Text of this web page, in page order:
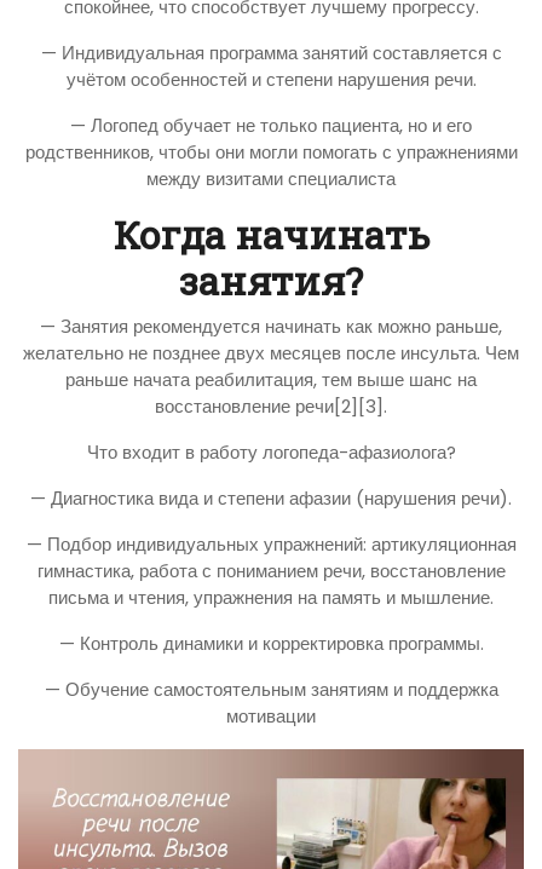
спокойнее, что способствует лучшему прогрессу.
— Индивидуальная программа занятий составляется с
учётом особенностей и степени нарушения речи.
— Логопед обучает не только пациента, но и его
родственников, чтобы они могли помогать с упражнениями
между визитами специалиста
Когда начинать
занятия?
— Занятия рекомендуется начинать как можно раньше,
желательно не позднее двух месяцев после инсульта. Чем
раньше начата реабилитация, тем выше шанс на
восстановление речи[2][3].
Что входит в работу логопеда-афазиолога?
— Диагностика вида и степени афазии (нарушения речи).
— Подбор индивидуальных упражнений: артикуляционная
гимнастика, работа с пониманием речи, восстановление
письма и чтения, упражнения на память и мышление.
— Контроль динамики и корректировка программы.
— Обучение самостоятельным занятиям и поддержка
мотивации